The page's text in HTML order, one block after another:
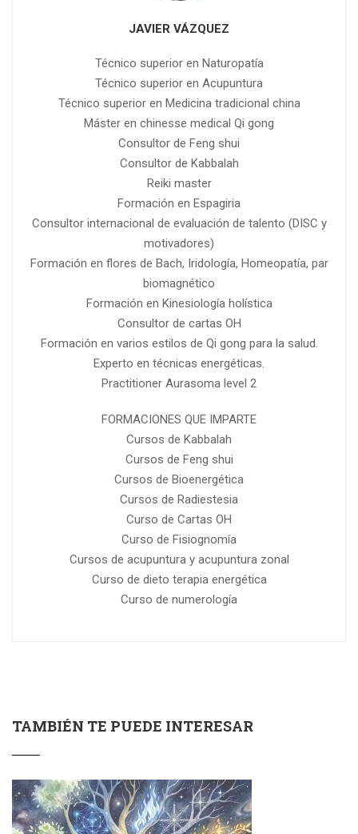
JAVIER VÁZQUEZ
Técnico superior en Naturopatía
Técnico superior en Acupuntura
Técnico superior en Medicina tradicional china
Máster en chinesse medical Qi gong
Consultor de Feng shui
Consultor de Kabbalah
Reiki master
Formación en Espagiria
Consultor internacional de evaluación de talento (DISC y
motivadores)
Formación en flores de Bach, Iridología, Homeopatía, par
biomagnético
Formación en Kinesiología holística
Consultor de cartas OH
Formación en varios estilos de Qi gong para la salud.
Experto en técnicas energéticas.
Practitioner Aurasoma level 2
FORMACIONES QUE IMPARTE
Cursos de Kabbalah
Cursos de Feng shui
Cursos de Bioenergética
Cursos de Radiestesia
Curso de Cartas OH
Curso de Fisiognomía
Cursos de acupuntura y acupuntura zonal
Curso de dieto terapia energética
Curso de numerología
TAMBIÉN TE PUEDE INTERESAR